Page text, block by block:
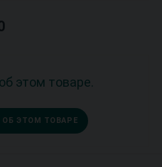
этом товаре.
ОБ ЭТОМ ТОВАРЕ